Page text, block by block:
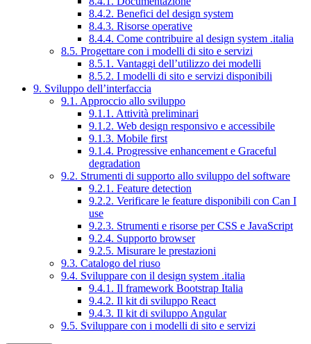
8.4.2. Benefici del design system
8.4.3. Risorse operative
8.4.4. Come contribuire al design system .italia
8.5. Progettare con i modelli di sito e servizi
8.5.1. Vantaggi dell’utilizzo dei modelli
8.5.2. I modelli di sito e servizi disponibili
9. Sviluppo dell’interfaccia
9.1. Approccio allo sviluppo
9.1.1. Attività preliminari
9.1.2. Web design responsivo e accessibile
9.1.3. Mobile first
9.1.4. Progressive enhancement e Graceful
degradation
9.2. Strumenti di supporto allo sviluppo del software
9.2.1. Feature detection
9.2.2. Verificare le feature disponibili con Can I
use
9.2.3. Strumenti e risorse per CSS e JavaScript
9.2.4. Supporto browser
9.2.5. Misurare le prestazioni
9.3. Catalogo del riuso
9.4. Sviluppare con il design system .italia
9.4.1. Il framework Bootstrap Italia
9.4.2. Il kit di sviluppo React
9.4.3. Il kit di sviluppo Angular
9.5. Sviluppare con i modelli di sito e servizi